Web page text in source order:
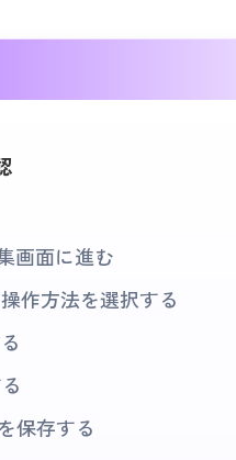
画面に進む
作方法を選択する
保存する